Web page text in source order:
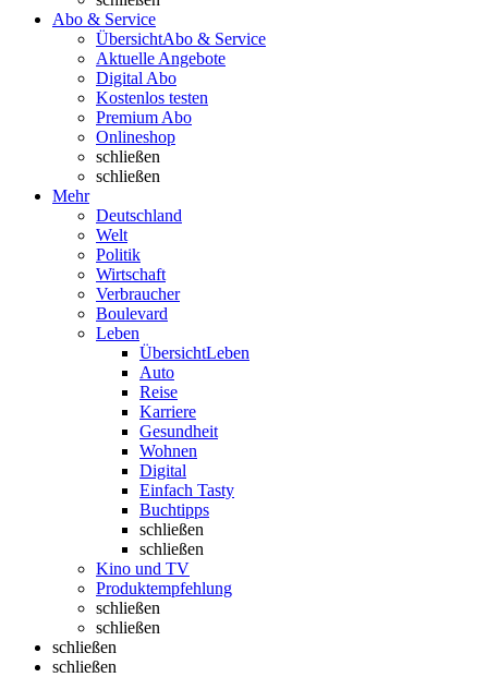
Abo & Service
ÜbersichtAbo & Service
Aktuelle Angebote
Digital Abo
Kostenlos testen
Premium Abo
Onlineshop
schließen
schließen
Mehr
Deutschland
Welt
Politik
Wirtschaft
Verbraucher
Boulevard
Leben
ÜbersichtLeben
Auto
Reise
Karriere
Gesundheit
Wohnen
Digital
Einfach Tasty
Buchtipps
schließen
schließen
Kino und TV
Produktempfehlung
schließen
schließen
schließen
schließen